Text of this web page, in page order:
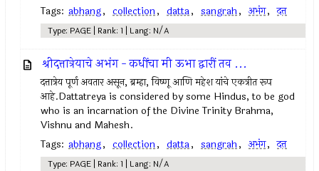
Tags: abhang, collection, datta, sangrah, अभंग, दत्त
Type: PAGE | Rank: 1 | Lang: N/A
श्रीदत्तात्रेयाचे अभंग - कधींचा मी ऊभा द्वारीं तव ...
दत्तात्रेय पूर्ण अवतार असून, ब्रम्हा, विष्णू आणि महेश यांचे एकत्रीत रूप
आहे.Dattatreya is considered by some Hindus, to be god
who is an incarnation of the Divine Trinity Brahma,
Vishnu and Mahesh.
Tags: abhang, collection, datta, sangrah, अभंग, दत्त
Type: PAGE | Rank: 1 | Lang: N/A